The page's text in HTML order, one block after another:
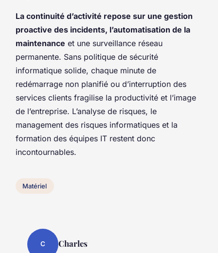
La continuité d’activité repose sur une gestion
proactive des incidents, l’automatisation de la
maintenance et une surveillance réseau
permanente. Sans politique de sécurité
informatique solide, chaque minute de
redémarrage non planifié ou d’interruption des
services clients fragilise la productivité et l’image
de l’entreprise. L’analyse de risques, le
management des risques informatiques et la
formation des équipes IT restent donc
incontournables.
Matériel
C Charles